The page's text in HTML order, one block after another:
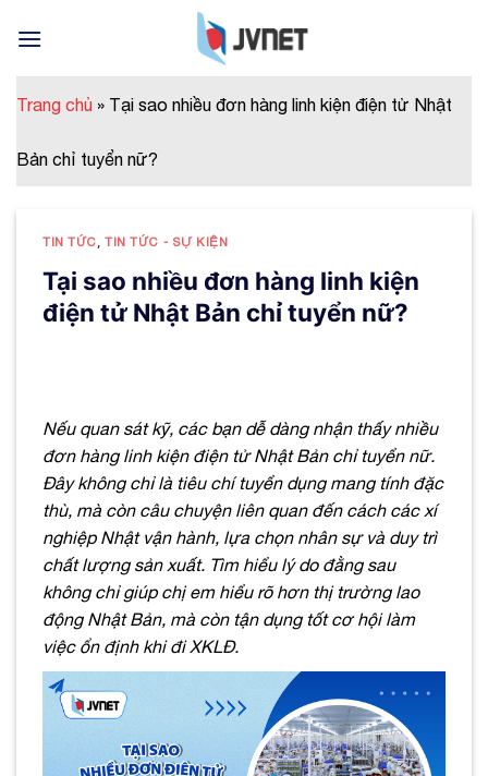
Trang chủ » Tại sao nhiều đơn hàng linh kiện điện tử Nhật
Bản chỉ tuyển nữ?
TIN TỨC ,TIN TỨC - SỰ KIỆN
Tại sao nhiều đơn hàng linh kiện
điện tử Nhật Bản chỉ tuyển nữ?
Nếu quan sát kỹ, các bạn dễ dàng nhận thấy nhiều
đơn hàng linh kiện điện tử Nhật Bản chỉ tuyển nữ.
Đây không chỉ là tiêu chí tuyển dụng mang tính đặc
thù, mà còn câu chuyện liên quan đến cách các xí
nghiệp Nhật vận hành, lựa chọn nhân sự và duy trì
chất lượng sản xuất. Tìm hiểu lý do đằng sau
không chỉ giúp chị em hiểu rõ hơn thị trường lao
động Nhật Bản, mà còn tận dụng tốt cơ hội làm
việc ổn định khi đi XKLĐ.